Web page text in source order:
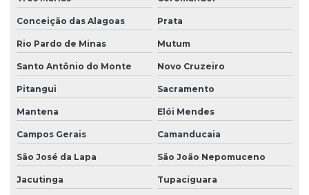
Conceição das Alagoas Prata
Rio Pardo de Minas Mutum
Santo Antônio do Monte Novo Cruzeiro
Pitangui Sacramento
Mantena Elói Mendes
Campos Gerais Camanducaia
São José da Lapa São João Nepomuceno
Jacutinga Tupaciguara